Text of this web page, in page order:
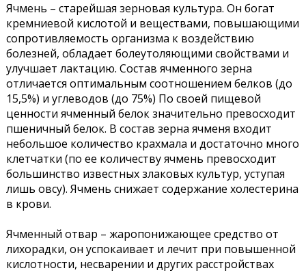
Ячмень – старейшая зерновая культура. Он богат
кремниевой кислотой и веществами, повышающими
сопротивляемость организма к воздействию
болезней, обладает болеутоляющими свойствами и
улучшает лактацию. Состав ячменного зерна
отличается оптимальным соотношением белков (до
15,5%) и углеводов (до 75%) По своей пищевой
ценности ячменный белок значительно превосходит
пшеничный белок. В состав зерна ячменя входит
небольшое количество крахмала и достаточно много
клетчатки (по ее количеству ячмень превосходит
большинство известных злаковых культур, уступая
лишь овсу). Ячмень снижает содержание холестерина
в крови.
Ячменный отвар – жаропонижающее средство от
лихорадки, он успокаивает и лечит при повышенной
кислотности, несварении и других расстройствах